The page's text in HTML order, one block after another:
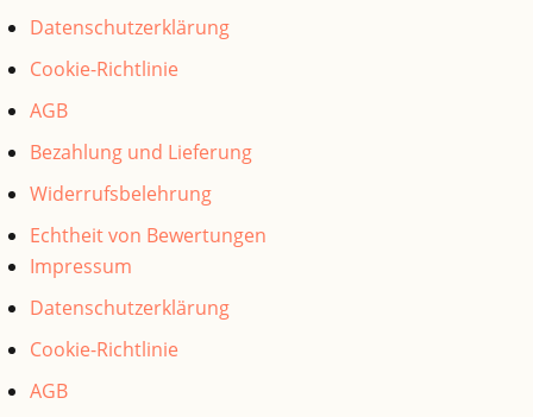
Datenschutzerklärung
Cookie-Richtlinie
AGB
Bezahlung und Lieferung
Widerrufsbelehrung
Echtheit von Bewertungen
Impressum
Datenschutzerklärung
Cookie-Richtlinie
AGB